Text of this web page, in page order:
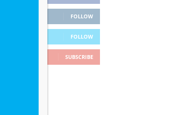
FOLLOW
FOLLOW
SUBSCRIBE